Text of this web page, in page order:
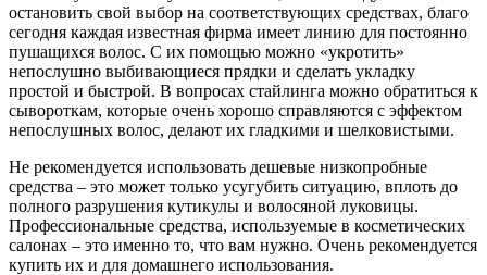
остановить свой выбор на соответствующих средствах, благо
сегодня каждая известная фирма имеет линию для постоянно
пушащихся волос. С их помощью можно «укротить»
непослушно выбивающиеся прядки и сделать укладку
простой и быстрой. В вопросах стайлинга можно обратиться к
сывороткам, которые очень хорошо справляются с эффектом
непослушных волос, делают их гладкими и шелковистыми.
Не рекомендуется использовать дешевые низкопробные
средства – это может только усугубить ситуацию, вплоть до
полного разрушения кутикулы и волосяной луковицы.
Профессиональные средства, используемые в косметических
салонах – это именно то, что вам нужно. Очень рекомендуется
купить их и для домашнего использования.